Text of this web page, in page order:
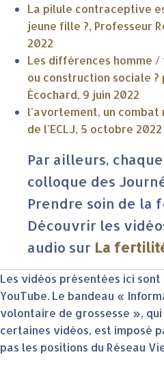
La pilule contraceptive
jeune fille ?, Professeur
2022
Les différences homme
ou construction sociale
Écochard, 9 juin 2022
l'avortement, un combat
de l'ECLJ, 5 octobre 2022
Par ailleurs,
colloque des
Prendre soin de la
Découvrir les
audio sur La
Les vidéos présentées ici
YouTube. Le bandeau «
volontaire de grossesse »,
certaines vidéos, est imposé
pas les positions du Réseau